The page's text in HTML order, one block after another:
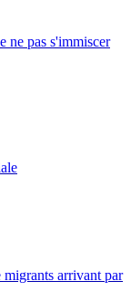
ne pas s'immiscer
migrants arrivant par